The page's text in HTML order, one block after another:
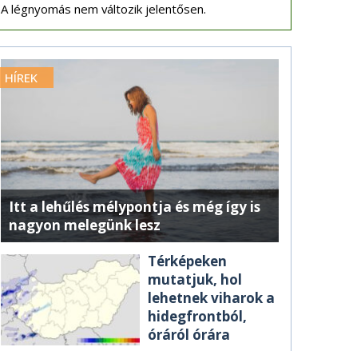
A légnyomás nem változik jelentősen.
HÍREK
Itt a lehűlés mélypontja és még így is
nagyon melegünk lesz
Térképeken
mutatjuk, hol
lehetnek viharok a
hidegfrontból,
óráról órára